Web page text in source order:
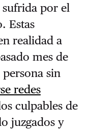
por el
Estas
realidad a
mes de
sin
redes
culpables de
juzgados y